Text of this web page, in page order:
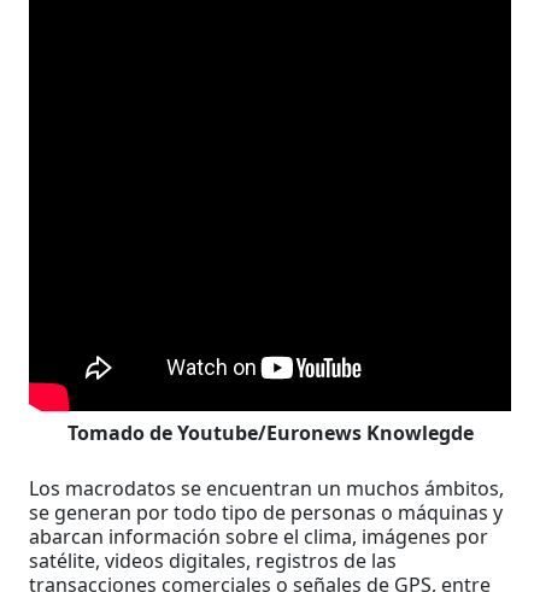
Tomado de Youtube/Euronews Knowlegde
Los macrodatos se encuentran un muchos ámbitos,
se generan por todo tipo de personas o máquinas y
abarcan información sobre el clima, imágenes por
satélite, videos digitales, registros de las
transacciones comerciales o señales de GPS, entre